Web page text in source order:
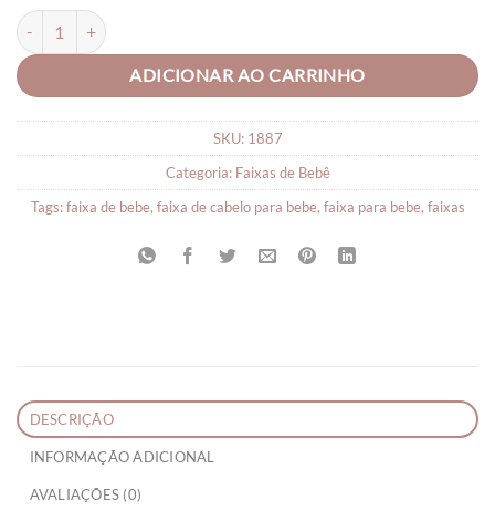
FAIXA DE CABELO PARA BEBÊ FLORIDA quantidade
ADICIONAR AO CARRINHO
SKU: 1887
Categoria: Faixas de Bebê
Tags:faixa de bebe, faixa de cabelo para bebe, faixa para bebe, faixas
DESCRIÇÃO
INFORMAÇÃO ADICIONAL
AVALIAÇÕES (0)